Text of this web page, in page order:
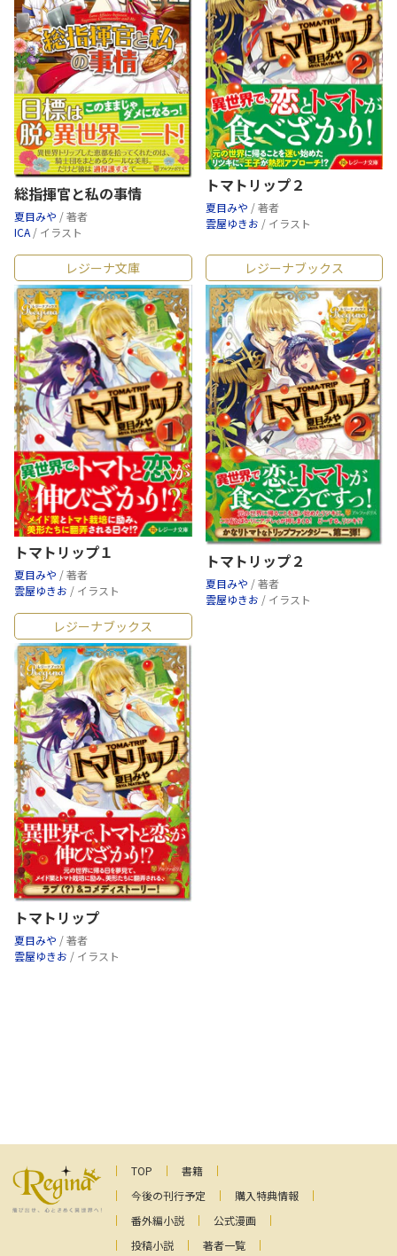
総指揮官と私の事情
夏目みや / 著者
ICA / イラスト
トマトリップ２
夏目みや / 著者
雲屋ゆきお / イラスト
レジーナ文庫
トマトリップ１
夏目みや / 著者
雲屋ゆきお / イラスト
レジーナブックス
トマトリップ２
夏目みや / 著者
雲屋ゆきお / イラスト
レジーナブックス
トマトリップ
夏目みや / 著者
雲屋ゆきお / イラスト
TOP
書籍
今後の刊行予定
購入特典情報
番外編小説
公式漫画
投稿小説
著者一覧